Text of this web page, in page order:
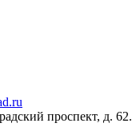
проспект, д. 62.